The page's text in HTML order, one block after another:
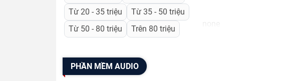
d&b
Audiotechnik
Bose
Boston Tannoy
Từ 20 - 35 triệu
Từ 35 - 50 triệu
Từ 50 - 80 triệu
Trên 80 triệu
PHẦN MỀM AUDIO